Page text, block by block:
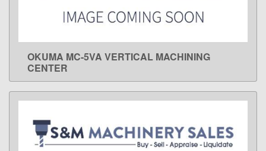
LEARN MORE
OKUMA MC-5VA VERTICAL MACHINING
CENTER